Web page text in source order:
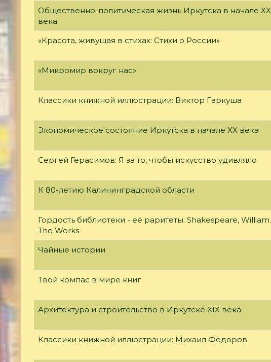
Общественно-политическая жизнь Иркутска в начале XX
века
«Красота, живущая в стихах: Стихи о России»
«Микромир вокруг нас»
Классики книжной иллюстрации: Виктор Гаркуша
Экономическое состояние Иркутска в начале XX века
Сергей Герасимов: Я за то, чтобы искусство удивляло
К 80-летию Калининградской области
Гордость библиотеки - её раритеты: Shakespeare, William.
The Works
Чайные истории
Твой компас в мире книг
Архитектура и строительство в Иркутске XIX века
Классики книжной иллюстрации: Михаил Фёдоров